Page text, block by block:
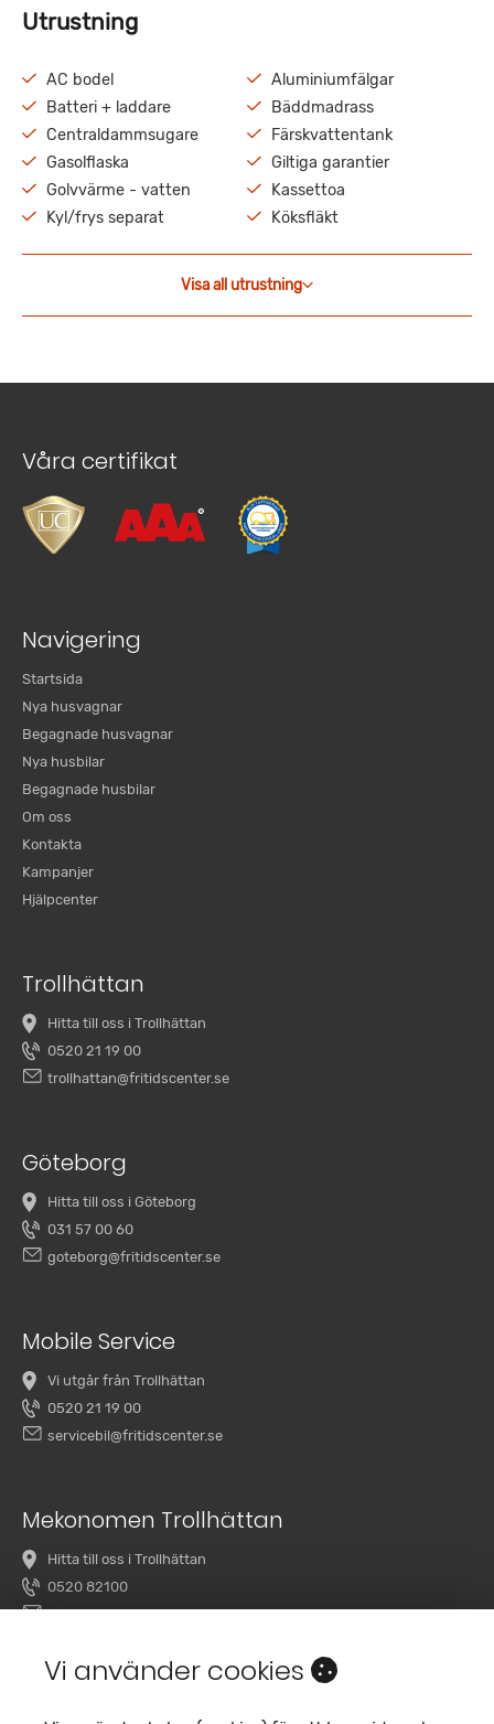
Utrustning
AC bodel
Aluminiumfälgar
Batteri + laddare
Bäddmadrass
Centraldammsugare
Färskvattentank
Gasolflaska
Giltiga garantier
Golvvärme - vatten
Kassettoa
Kyl/frys separat
Köksfläkt
Visa all utrustning
Våra certifikat
Navigering
Startsida
Nya husvagnar
Begagnade husvagnar
Nya husbilar
Begagnade husbilar
Om oss
Kontakta
Kampanjer
Hjälpcenter
Trollhättan
Hitta till oss i Trollhättan
0520 21 19 00
trollhattan@fritidscenter.se
Göteborg
Hitta till oss i Göteborg
031 57 00 60
goteborg@fritidscenter.se
Mobile Service
Vi utgår från Trollhättan
0520 21 19 00
servicebil@fritidscenter.se
Mekonomen Trollhättan
Hitta till oss i Trollhättan
0520 82100
overby@mekonomenbilverkstad.se
Vi använder cookies